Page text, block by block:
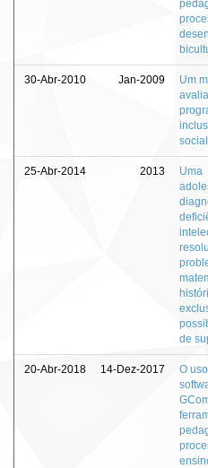
30-Abr-2010 Jan-2009
Um
social
25-Abr-2014 2013
Uma
de
20-Abr-2018 14-Dez-2017
O